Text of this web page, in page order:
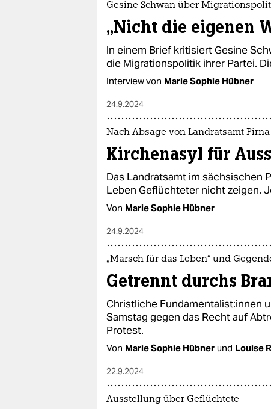
Gesine Schwan über
„Nicht die eigenen
In einem Brief kritisiert Gesine
die Migrationspolitik ihrer Partei.
Interview von Marie Sophie Hübner
24.9.2024
Nach Absage von Landratsamt Pirna
Kirchenasyl für
Das Landratsamt im sächsischen
Leben Geflüchteter nicht zeigen.
Von Marie Sophie Hübner
24.9.2024
„Marsch für das Leben“ und
Getrennt durchs
Christliche Fun­da­men­ta­lis­t:in­nen
Samstag gegen das Recht auf
Protest.
Von Marie Sophie Hübner und Louise
22.9.2024
Ausstellung über Geflüchtete